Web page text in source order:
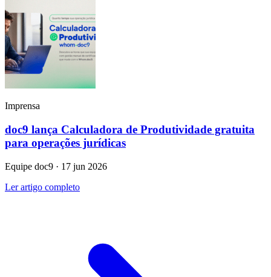
Imprensa
doc9 lança Calculadora de Produtividade gratuita
para operações jurídicas
Equipe doc9 · 17 jun 2026
Ler artigo completo